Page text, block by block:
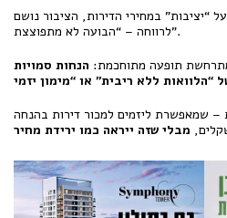
“יציבות” במחירי הדירות, הציבור נושם
לרווחה – “הבועה לא מתפוצצת”.
תופעה מתוחכמת: הנחות סמויות
– שמאפשרת ליזמים למכור דירות בהנחה
מבלי שזה ייראה כמו ירידת מחיר